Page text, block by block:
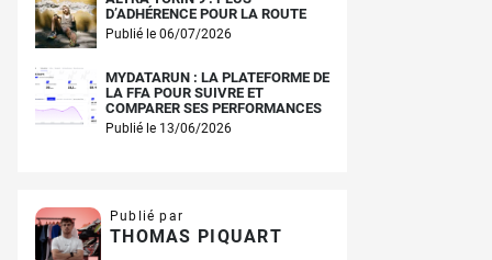
D’ADHÉRENCE POUR LA ROUTE
Publié le 06/07/2026
MYDATARUN : LA PLATEFORME DE
LA FFA POUR SUIVRE ET
COMPARER SES PERFORMANCES
Publié le 13/06/2026
Publié par
THOMAS PIQUART